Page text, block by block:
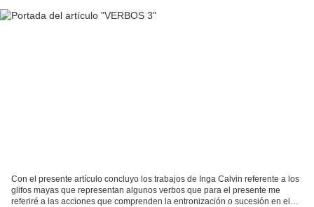
Con el presente artículo concluyo los trabajos de Inga Calvin referente a los
glifos mayas que representan algunos verbos que para el presente me
referiré a las acciones que comprenden la entronización o sucesión en el